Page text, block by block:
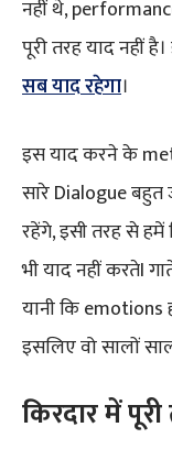
नहीं थे,
पूरी तरह याद नहीं
सब याद रहेगा।
इस याद करने के
सारे Dialogue
रहेंगे, इसी तरह से
भी याद नहीं करतेI
यानी कि
इसलिए वो सालों
किरदार में